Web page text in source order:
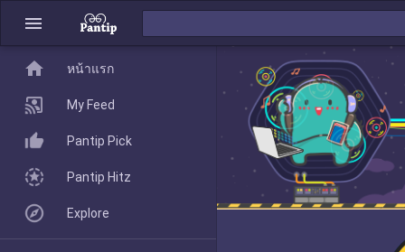
menu
home
Pantip Pick
home หน้าแรก
My Feed
Pantip Pick
Pantip Hitz
Explore